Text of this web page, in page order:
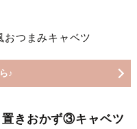
つまみキャベツ
♪
きおかず③キャベツ